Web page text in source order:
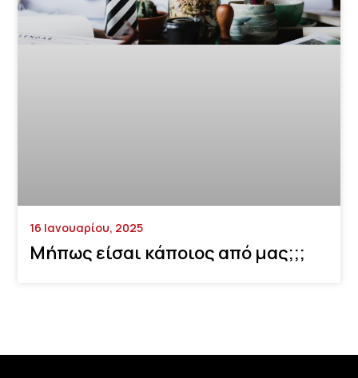
Μήπως είσαι κάποιος από μας;;;
16 Ιανουαρίου, 2025